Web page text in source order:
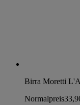
Birra Moretti
Normalpreis